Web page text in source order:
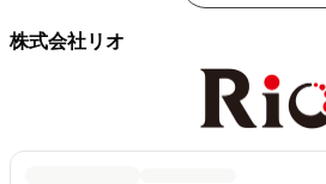
株式会社リオ